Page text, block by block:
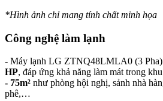
*Hình ảnh chỉ mang tính chất minh họa
Công nghệ làm lạnh
- Máy lạnh LG ZTNQ48LMLA0 (3 Pha)
HP, đáp ứng khả năng làm mát trong
- 75m² như phòng hội nghị, sảnh nhà
phê,…